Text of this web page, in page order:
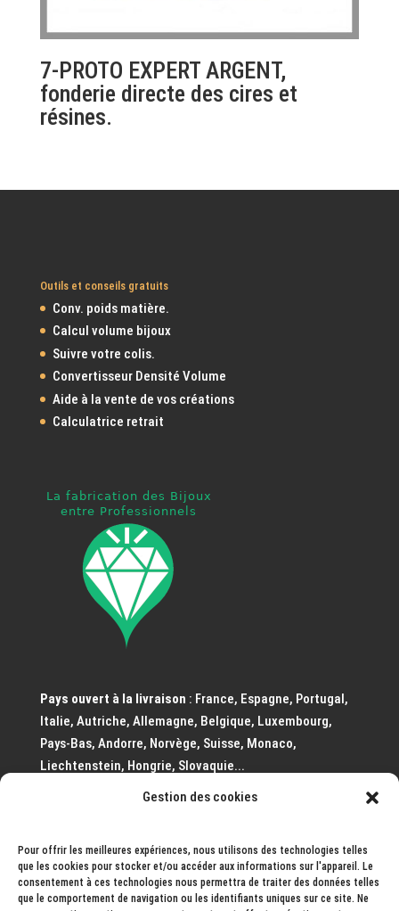
Gestion des cookies
Pour offrir les meilleures expériences, nous utilisons des technologies telles
que les cookies pour stocker et/ou accéder aux informations sur l'appareil. Le
consentement à ces technologies nous permettra de traiter des données telles
que le comportement de navigation ou les identifiants uniques sur ce site. Ne
7-PROTO EXPERT ARGENT,
fonderie directe des cires et
résines.
Outils et conseils gratuits
Conv. poids matière.
Calcul volume bijoux
Suivre votre colis.
Convertisseur Densité Volume
Aide à la vente de vos créations
Calculatrice retrait
Pays ouvert à la livraison : France, Espagne, Portugal,
Italie, Autriche, Allemagne, Belgique, Luxembourg,
Pays-Bas, Andorre, Norvège, Suisse, Monaco,
Liechtenstein, Hongrie, Slovaquie...
Autriche.